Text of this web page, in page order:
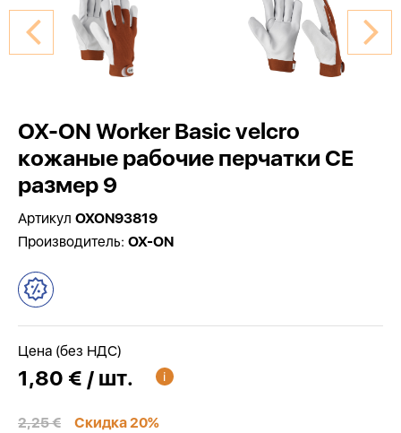
OX-ON Worker Basic velcro
кожаные рабочие перчатки CE
размер 9
Артикул OXON93819
Производитель: OX-ON
Цена (без НДС)
1,80 € / шт.
2,25 € Скидка 20%